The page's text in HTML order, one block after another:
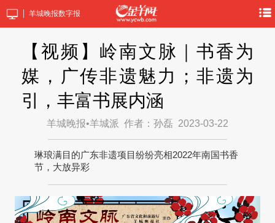
羊城晚报数字报
【视频】岭南文脉｜书香为
媒，广传非遗魅力；非遗为
引，丰富书展内涵
羊城晚报•羊城派 作者：孙磊 2023-03-22
琳琅满目的广东非遗项目纷纷亮相2022年南国书香
节，大放异彩